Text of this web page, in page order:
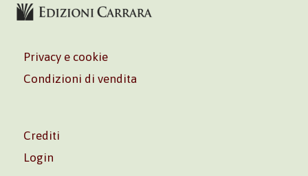
Privacy e cookie
Condizioni di vendita
Crediti
Login